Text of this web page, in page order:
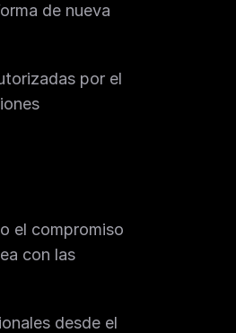
de nueva
por el
el compromiso
con las
desde el